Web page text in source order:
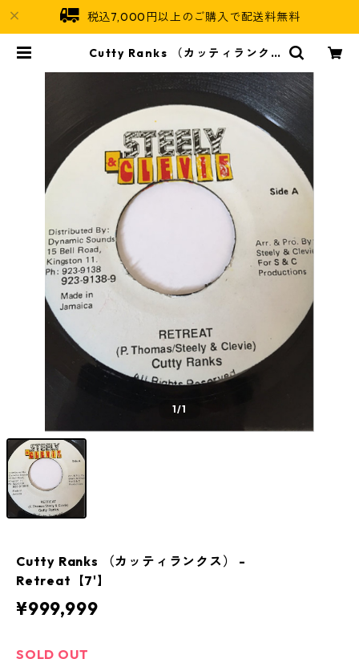
税込7,000円以上のご購入で配送料無料
Cutty Ranks （カッティランク
Soul
1/1
Cutty Ranks （カッティランクス） -
Retreat【7'】
¥999,999
SOLD OUT